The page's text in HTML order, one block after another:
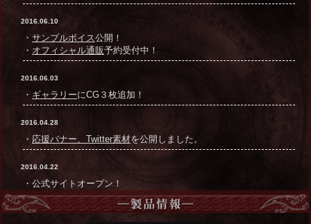
2016.06.10
・ サンプルボイス公開！
・ オフィシャル通販予約受付中！
2016.06.03
・ ギャラリーにCG３枚追加！
2016.04.28
・ 応援バナー、Twitter素材を公開しました。
2016.04.22
・公式サイトオープン！